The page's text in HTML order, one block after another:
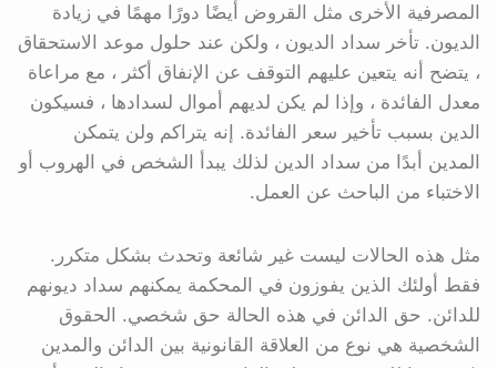
المصرفية الأخرى مثل القروض أيضًا دورًا مهمًا في زيادة
الديون. تأخر سداد الديون ، ولكن عند حلول موعد الاستحقاق
، يتضح أنه يتعين عليهم التوقف عن الإنفاق أكثر ، مع مراعاة
معدل الفائدة ، وإذا لم يكن لديهم أموال لسدادها ، فسيكون
الدين بسبب تأخير سعر الفائدة. إنه يتراكم ولن يتمكن
المدين أبدًا من سداد الدين لذلك يبدأ الشخص في الهروب أو
الاختباء من الباحث عن العمل.
مثل هذه الحالات ليست غير شائعة وتحدث بشكل متكرر.
فقط أولئك الذين يفوزون في المحكمة يمكنهم سداد ديونهم
للدائن. حق الدائن في هذه الحالة حق شخصي. الحقوق
الشخصية هي نوع من العلاقة القانونية بين الدائن والمدين